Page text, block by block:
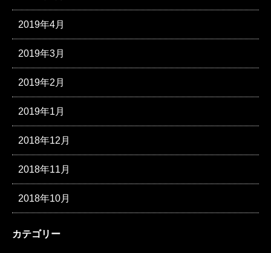
2019年4月
2019年3月
2019年2月
2019年1月
2018年12月
2018年11月
2018年10月
カテゴリー